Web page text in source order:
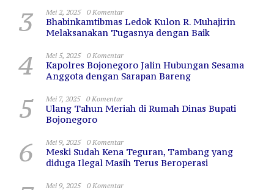
3 Mei 2, 2025 0 Komentar
Bhabinkamtibmas Ledok Kulon R. Muhajirin
Melaksanakan Tugasnya dengan Baik
4 Mei 5, 2025 0 Komentar
Kapolres Bojonegoro Jalin Hubungan Sesama
Anggota dengan Sarapan Bareng
5 Mei 7, 2025 0 Komentar
Ulang Tahun Meriah di Rumah Dinas Bupati
Bojonegoro
6 Mei 9, 2025 0 Komentar
Meski Sudah Kena Teguran, Tambang yang
diduga Ilegal Masih Terus Beroperasi
Mei 9, 2025 0 Komentar